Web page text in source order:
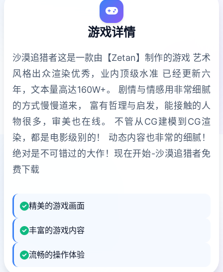
游戏详情
沙漠追猎者这是一款由【Zetan】制作的游戏 艺术
风格出众渲染优秀，业内顶级水准 已经更新六
年，文本量高达160W+。 剧情与情感用非常细腻
的方式慢慢道来， 富有哲理与启发，能接触的人
物很多，审美也在线。 不管从CG建模到CG渲
染，都是电影级别的！ 动态内容也非常的细腻！
绝对是不可错过的大作！现在开始-沙漠追猎者免
费下载
精美的游戏画面
丰富的游戏内容
流畅的操作体验